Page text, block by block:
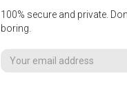
100% secure and private.
boring.